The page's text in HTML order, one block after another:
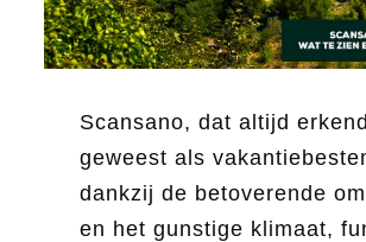
Scansano, dat altijd
geweest als
dankzij de betoverende
en het gunstige klimaat,